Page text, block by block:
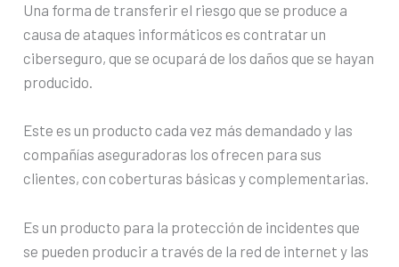
Una forma de transferir el riesgo que se produce a
causa de ataques informáticos es contratar un
ciberseguro, que se ocupará de los daños que se hayan
producido.
Este es un producto cada vez más demandado y las
compañías aseguradoras los ofrecen para sus
clientes, con coberturas básicas y complementarias.
Es un producto para la protección de incidentes que
se pueden producir a través de la red de internet y las